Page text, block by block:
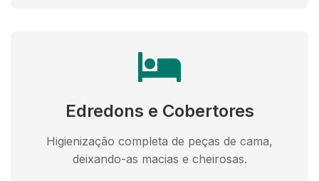
Edredons e Cobertores
Higienização completa de peças de cama,
deixando-as macias e cheirosas.